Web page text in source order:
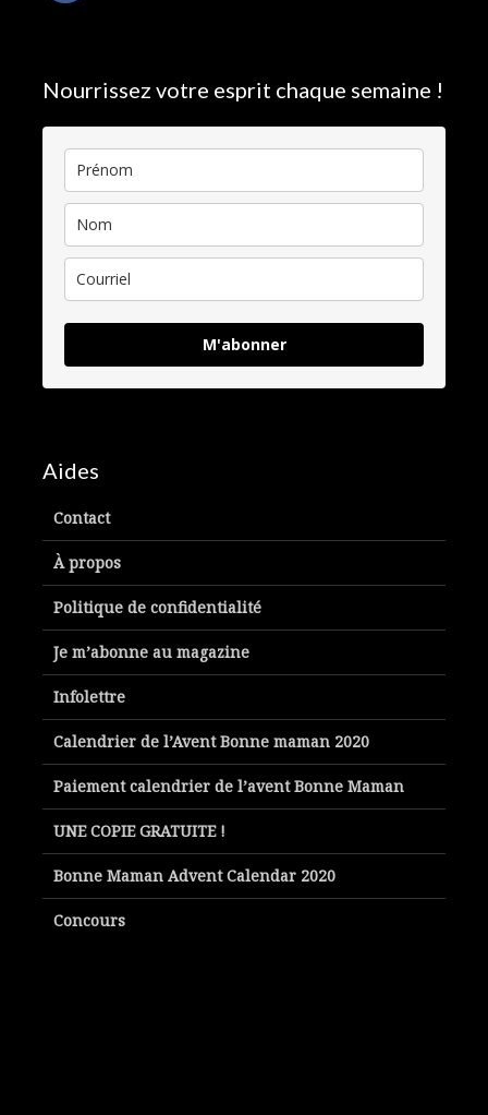
Nourrissez votre esprit chaque semaine !
M'abonner
Aides
Contact
À propos
Politique de confidentialité
Je m’abonne au magazine
Infolettre
Calendrier de l’Avent Bonne maman 2020
Paiement calendrier de l’avent Bonne Maman
UNE COPIE GRATUITE !
Bonne Maman Advent Calendar 2020
Concours